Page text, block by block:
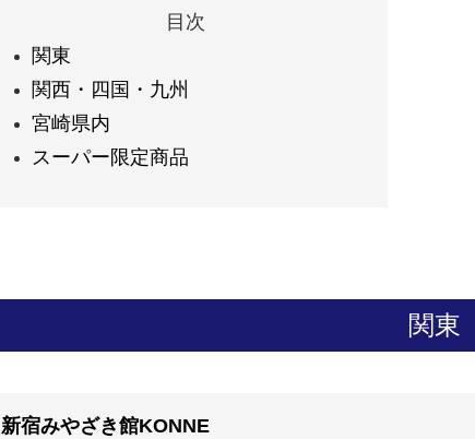
目次
関東
関西・四国・九州
宮崎県内
スーパー限定商品
関東
新宿みやざき館KONNE